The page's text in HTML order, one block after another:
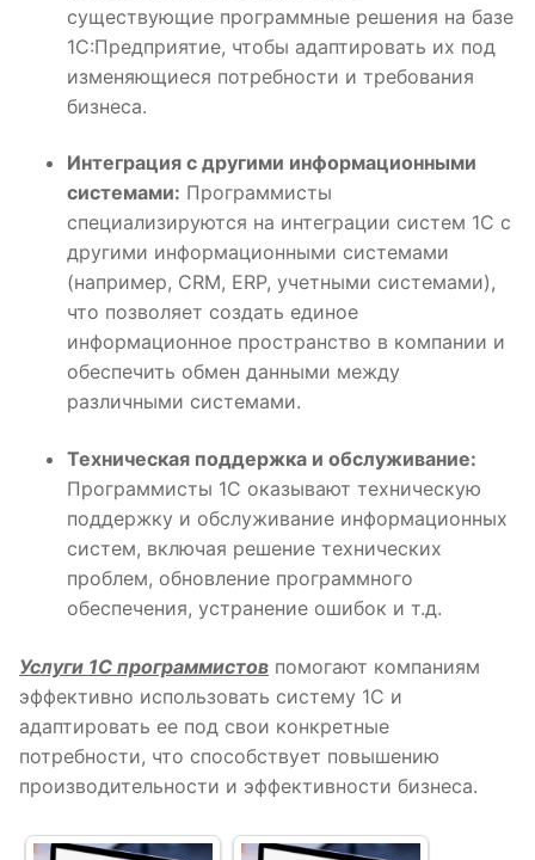
существующие программные решения на базе
1С:Предприятие, чтобы адаптировать их под
изменяющиеся потребности и требования
бизнеса.
Интеграция с другими информационными
системами: Программисты
специализируются на интеграции систем 1С с
другими информационными системами
(например, CRM, ERP, учетными системами),
что позволяет создать единое
информационное пространство в компании и
обеспечить обмен данными между
различными системами.
Техническая поддержка и обслуживание:
Программисты 1С оказывают техническую
поддержку и обслуживание информационных
систем, включая решение технических
проблем, обновление программного
обеспечения, устранение ошибок и т.д.
Услуги 1С программистов помогают компаниям
эффективно использовать систему 1С и
адаптировать ее под свои конкретные
потребности, что способствует повышению
производительности и эффективности бизнеса.